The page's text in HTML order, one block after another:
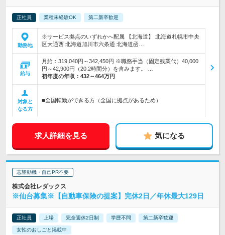
正社員 業種未経験OK 第二新卒歓迎
勤務地
※サービス拠点のいずれかへ配属 【北海道】 北海道札幌市中央
区大通西 北海道旭川市六条通 北海道函…
給与
月給：319,040円～342,450円 ※職務手当（固定残業代）40,000
円～42,900円（20.2時間分）を含みます。 …
初年度の年収： 432～464万円
対象と
なる方
■全国転勤ができる方（全国に拠点があるため）
求人詳細を見る 気になる
志望動機・自己PR不要
株式会社レダックス
※仙台募集※【自動車保険の提案】完休2日／年休最大129日
正社員 上場 完全週休2日制 学歴不問 第二新卒歓迎
女性のおしごと掲載中